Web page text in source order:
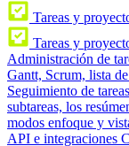
Tareas y
Tareas y
Administración de
Gantt, Scrum, lista
Seguimiento de tareas
subtareas, los
modos enfoque y
API e integraciones